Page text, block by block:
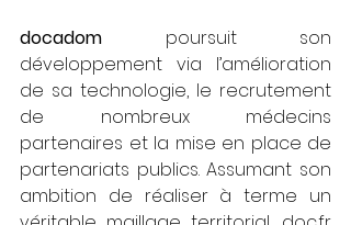
docadom poursuit son
développement via l’amélioration
de sa technologie, le recrutement
de nombreux médecins
partenaires et la mise en place de
partenariats publics. Assumant son
ambition de réaliser à terme un